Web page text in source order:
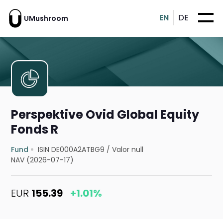
UMushroom EN DE
Perspektive Ovid Global Equity
Fonds R
Fund ISIN DE000A2ATBG9 /Valor null
NAV (2026-07-17)
EUR 155.39 +1.01%